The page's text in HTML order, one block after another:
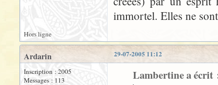
immortel. Elles ne
Hors ligne
29-07-2005 11:12
Ardarin
Inscription : 2005
Messages : 113
Lambertine a écrit